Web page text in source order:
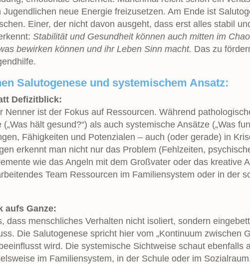
neue Energie freizusetzen. Am Ende ist
Einer, der nicht davon ausgeht, dass erst alles stabil
Stabilität und Gesundheit können auch mitten im
bewirken können und ihr Leben Sinn macht. Das zu
Salutogenese und systemischem Ansatz:
Defizitblick:
ist der Fokus auf Ressourcen. Während
hält gesund?“) als auch systemische Ansätze („Was
Fähigkeiten und Potenzialen – auch (oder gerade) in
erkennt man nicht nur das Problem (Fehlzeiten,
wie das Angeln mit dem Großvater oder das kreative
Team Ressourcen im Familiensystem oder in der
aufs Ganze:
dass menschliches Verhalten nicht isoliert, sondern
Die Salutogenese spricht hier vom „Kontinuum zwischen
wird. Die systemische Sichtweise schaut ebenfalls
im Familiensystem, in der Schule oder im